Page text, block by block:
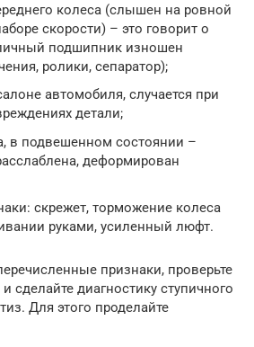
колеса (слышен на ровной
скорости) – это говорит о
подшипник изношен
ролики, сепаратор);
автомобиля, случается при
детали;
в подвешенном состоянии –
деформирован
скрежет, торможение колеса
руками, усиленный люфт.
признаки, проверьте
сделайте диагностику ступичного
Для этого проделайте